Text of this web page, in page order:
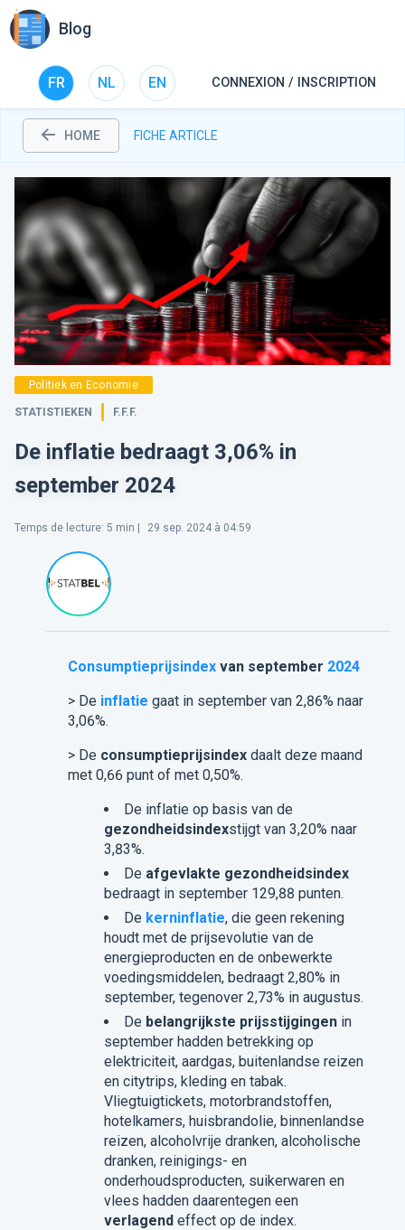
Blog
FR NL EN CONNEXION / INSCRIPTION
HOME FICHE ARTICLE
Politiek en Economie
STATISTIEKEN F.F.F.
De inflatie bedraagt 3,06% in
september 2024
Temps de lecture: 5 min | 29 sep. 2024 à 04:59
Consumptieprijsindexvan september 2024
> De inflatie gaat in september van 2,86% naar
3,06%.
> De consumptieprijsindex daalt deze maand
met 0,66 punt of met 0,50%.
De inflatie op basis van de
gezondheidsindexstijgt van 3,20% naar
3,83%.
De afgevlakte gezondheidsindex
bedraagt in september 129,88 punten.
De kerninflatie, die geen rekening
houdt met de prijsevolutie van de
energieproducten en de onbewerkte
voedingsmiddelen, bedraagt 2,80% in
september, tegenover 2,73% in augustus.
De belangrijkste prijsstijgingen in
september hadden betrekking op
elektriciteit, aardgas, buitenlandse reizen
en citytrips, kleding en tabak.
Vliegtuigtickets, motorbrandstoffen,
hotelkamers, huisbrandolie, binnenlandse
reizen, alcoholvrije dranken, alcoholische
dranken, reinigings- en
onderhoudsproducten, suikerwaren en
vlees hadden daarentegen een
verlagend effect op de index.